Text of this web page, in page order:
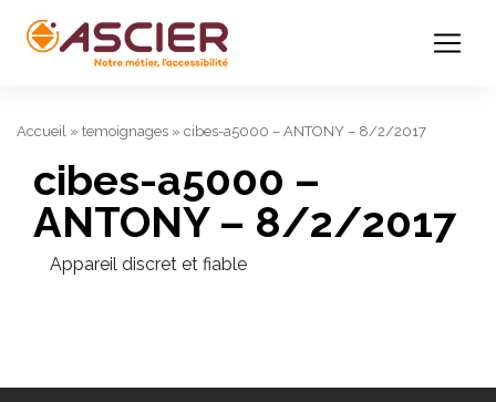
Accueil » temoignages » cibes-a5000 – ANTONY – 8/2/2017
cibes-a5000 –
ANTONY – 8/2/2017
Appareil discret et fiable